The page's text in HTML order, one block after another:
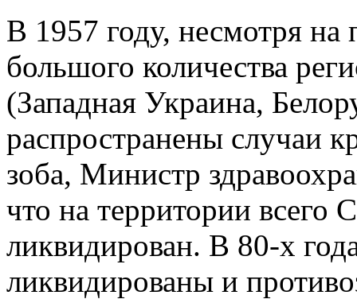
В 1957 году, несмотря на
большого количества
(Западная Украина,
распространены случаи
зоба, Министр
что на территории всего
ликвидирован. В 80-х
ликвидированы и